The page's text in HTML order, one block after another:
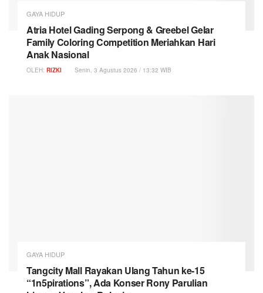
GAYA HIDUP
Atria Hotel Gading Serpong & Greebel Gelar
Family Coloring Competition Meriahkan Hari
Anak Nasional
OLEH: RIZKI Senin, 3 Agustus 2026 / 13:32 WIB
GAYA HIDUP
Tangcity Mall Rayakan Ulang Tahun ke-15
“1n5pirations”, Ada Konser Rony Parulian